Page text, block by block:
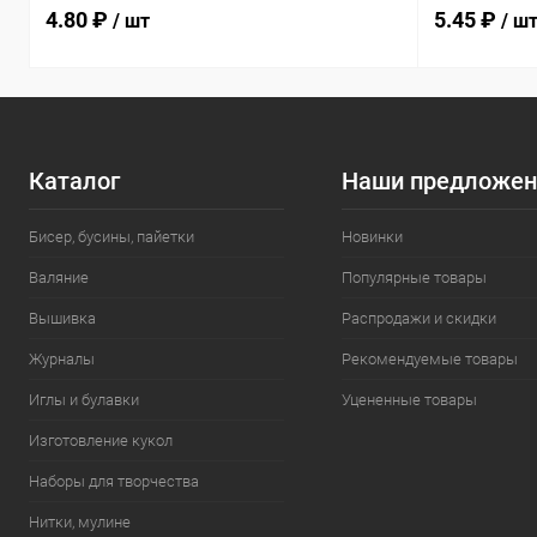
4.80 ₽ / шт 5.45 ₽ / шт
Каталог
Бисер, бусины, пайетки
Валяние
Вышивка
Журналы
Иглы и булавки
Изготовление кукол
Наборы для творчества
Нитки, мулине
Наши
Новинки
Популярные товары
Распродажи и скидки
Рекомендуемые товары
Уцененные товары